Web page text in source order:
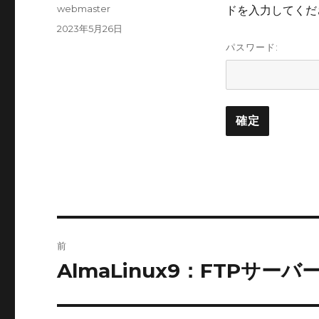
ドを入力してく
パスワード:
投
webmaster
投
2023年5月26日
稿
前
前
投
AlmaLinux9：FTPサーバ